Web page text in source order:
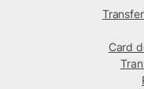
Card